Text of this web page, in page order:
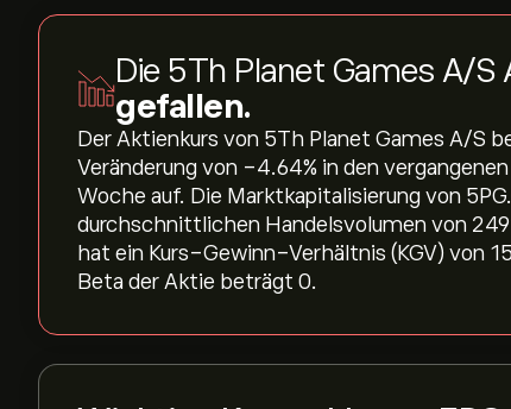
Die 5Th Planet Games A/S
gefallen.
Der Aktienkurs von 5Th Planet Games A/S
Veränderung von ‎-4.64‎% in den
Woche auf. Die Marktkapitalisierung von
durchschnittlichen Handelsvolumen von
hat ein Kurs-Gewinn-Verhältnis (KGV) von
Beta der Aktie beträgt 0.